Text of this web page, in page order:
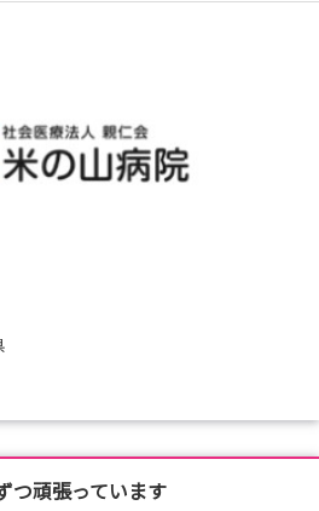
頑張っています